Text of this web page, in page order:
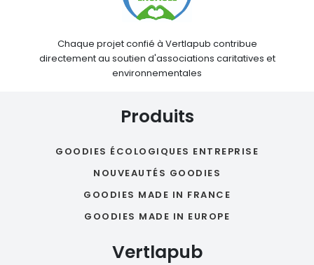
Chaque projet confié à Vertlapub contribue
directement au soutien d'associations caritatives et
environnementales
Produits
GOODIES ÉCOLOGIQUES ENTREPRISE
NOUVEAUTÉS GOODIES
GOODIES MADE IN FRANCE
GOODIES MADE IN EUROPE
Vertlapub